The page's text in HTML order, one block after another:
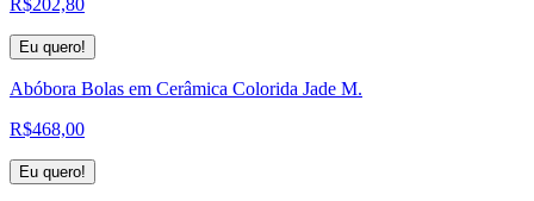
Eu quero!
Abóbora Bolas em Cerâmica Colorida Jade M.
R$468,00
Eu quero!